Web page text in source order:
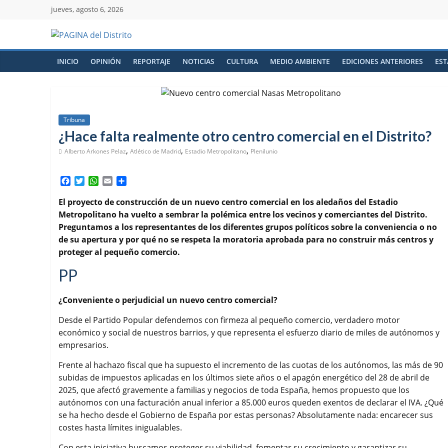
jueves, agosto 6, 2026
INICIO OPINIÓN REPORTAJE NOTICIAS CULTURA MEDIO AMBIENTE EDICIONES ANTERIORES
Tribuna
¿Hace falta realmente otro centro comercial en el Distrito?
Alberto Arkones Pelaz, Atlético de Madrid, Estadio Metropolitano, Plenilunio
c
e
b
o
o
k
i
t
t
e
r
W
a
t
s
A
p
p
a
i
l
m
p
a
r
t
i
El proyecto de construcción de un nuevo centro comercial en los aledaños del Estadio
Metropolitano ha vuelto a sembrar la polémica entre los vecinos y comerciantes del Distrito.
Preguntamos a los representantes de los diferentes grupos políticos sobre la conveniencia o no
de su apertura y por qué no se respeta la moratoria aprobada para no construir más centros y
proteger al pequeño comercio.
PP
¿Conveniente o perjudicial un nuevo centro comercial?
Desde el Partido Popular defendemos con firmeza al pequeño comercio, verdadero motor
económico y social de nuestros barrios, y que representa el esfuerzo diario de miles de autónomos y
empresarios.
Frente al hachazo fiscal que ha supuesto el incremento de las cuotas de los autónomos, las más de 90
subidas de impuestos aplicadas en los últimos siete años o el apagón energético del 28 de abril de
2025, que afectó gravemente a familias y negocios de toda España, hemos propuesto que los
autónomos con una facturación anual inferior a 85.000 euros queden exentos de declarar el IVA. ¿Qué
se ha hecho desde el Gobierno de España por estas personas? Absolutamente nada: encarecer sus
costes hasta límites inigualables.